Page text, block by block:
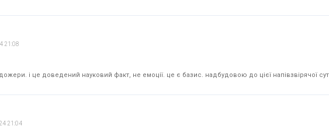
21:08
і це доведений науковий факт, не емоції. це є базис. надбудовою до цієї напівзвірячої
21:04